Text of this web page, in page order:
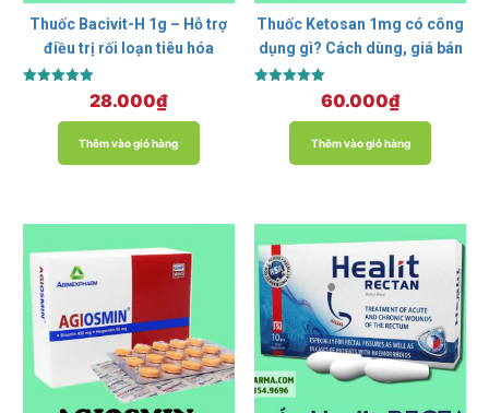
Thuốc Bacivit-H 1g – Hỗ trợ
điều trị rối loạn tiêu hóa
5.00
28.000₫
Thêm vào giỏ hàng
Thuốc Ketosan 1mg có công
dụng gì? Cách dùng, giá bán
5.00
60.000₫
Thêm vào giỏ hàng